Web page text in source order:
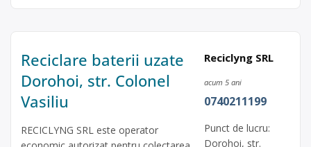
Reciclare baterii uzate
Dorohoi, str. Colonel
Vasiliu
RECICLYNG SRL este operator
Reciclyng SRL
acum 5 ani
0740211199
Punct de lucru:
Dorohoi, str.